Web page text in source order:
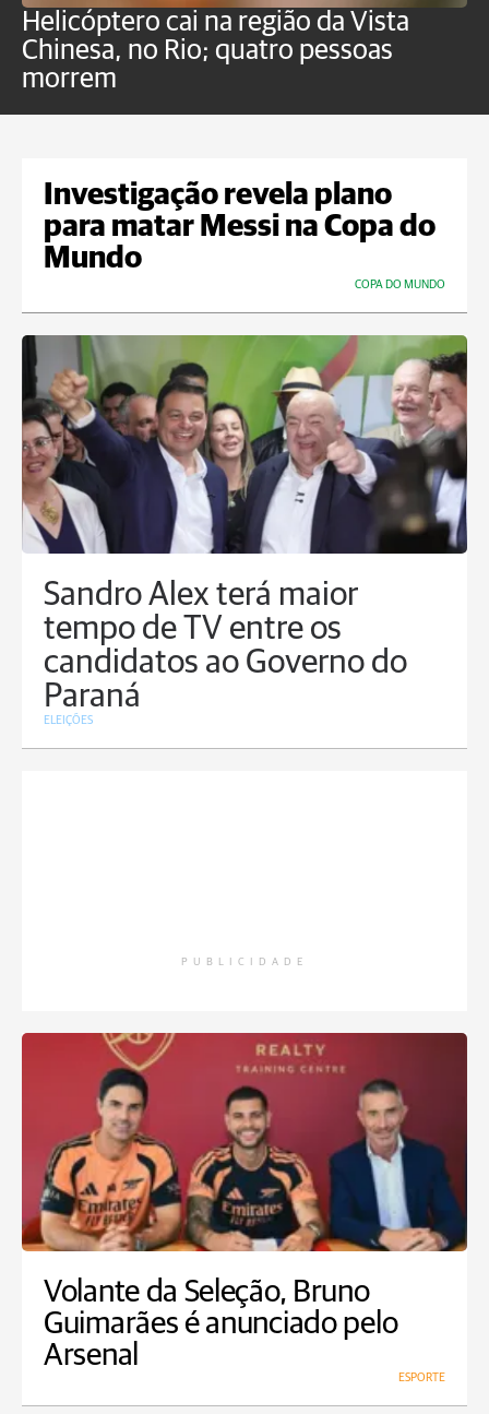
Helicóptero cai na região da Vista
Chinesa, no Rio; quatro pessoas
morrem
Investigação revela plano
para matar Messi na Copa do
Mundo
COPA DO MUNDO
Sandro Alex terá maior
tempo de TV entre os
candidatos ao Governo do
Paraná
ELEIÇÕES
PUBLICIDADE
Volante da Seleção, Bruno
Guimarães é anunciado pelo
Arsenal
ESPORTE